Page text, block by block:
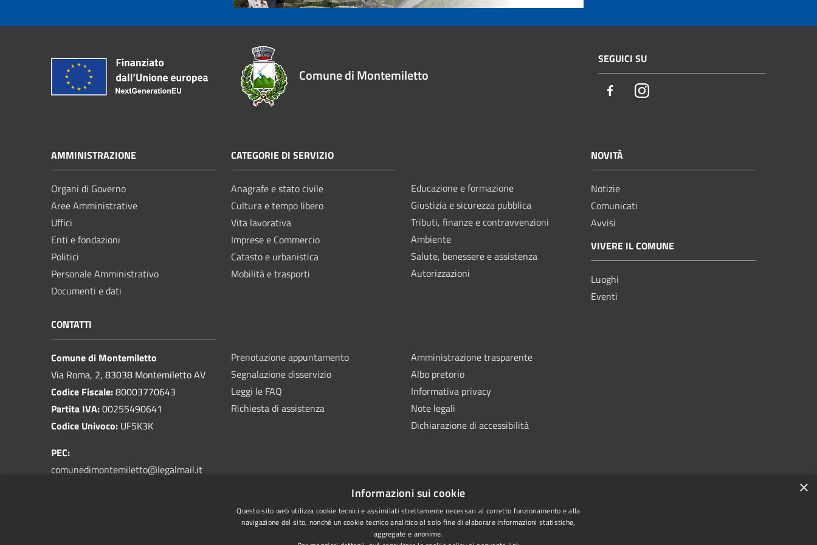
Comune di Montemiletto
SEGUICI SU
FacebookInstagram
AMMINISTRAZIONE
Organi di Governo
Aree Amministrative
Uffici
Enti e fondazioni
Politici
Personale Amministrativo
Documenti e dati
CATEGORIE DI SERVIZIO
Anagrafe e stato civile
Cultura e tempo libero
Vita lavorativa
Imprese e Commercio
Catasto e urbanistica
Mobilità e trasporti
Educazione e formazione
Giustizia e sicurezza pubblica
Tributi, finanze e contravvenzioni
Ambiente
Salute, benessere e assistenza
Autorizzazioni
NOVITÀ
Notizie
Comunicati
Avvisi
VIVERE IL COMUNE
Luoghi
Eventi
CONTATTI
Comune di Montemiletto
Via Roma, 2, 83038 Montemiletto AV
Codice Fiscale:80003770643
Partita IVA:00255490641
Codice Univoco: UF5K3K
PEC:
comunedimontemiletto@legalmail.it
Prenotazione appuntamento
Segnalazione disservizio
Leggi le FAQ
Richiesta di assistenza
Amministrazione trasparente
Albo pretorio
Informativa privacy
Note legali
Dichiarazione di accessibilità
×
Informazioni sui cookie
Questo sito web utilizza cookie tecnici e assimilati strettamente necessari al corretto funzionamento e alla
navigazione del sito, nonché un cookie tecnico analitico al solo fine di elaborare informazioni statistiche,
aggregate e anonime.